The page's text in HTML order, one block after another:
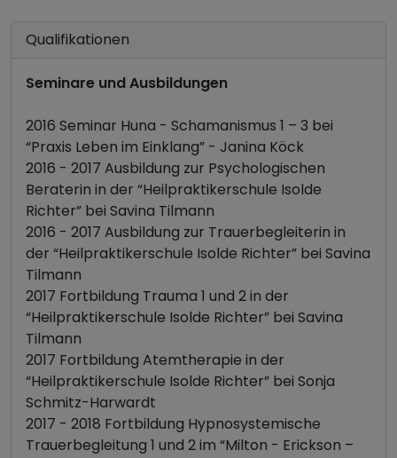
Qualifikationen
Seminare und Ausbildungen
2016 Seminar Huna - Schamanismus 1 – 3 bei
“Praxis Leben im Einklang” - Janina Köck
2016 - 2017 Ausbildung zur Psychologischen
Beraterin in der “Heilpraktikerschule Isolde
Richter” bei Savina Tilmann
2016 - 2017 Ausbildung zur Trauerbegleiterin in
der “Heilpraktikerschule Isolde Richter” bei Savina
Tilmann
2017 Fortbildung Trauma 1 und 2 in der
“Heilpraktikerschule Isolde Richter” bei Savina
Tilmann
2017 Fortbildung Atemtherapie in der
“Heilpraktikerschule Isolde Richter” bei Sonja
Schmitz-Harwardt
2017 - 2018 Fortbildung Hypnosystemische
Trauerbegleitung 1 und 2 im “Milton - Erickson –